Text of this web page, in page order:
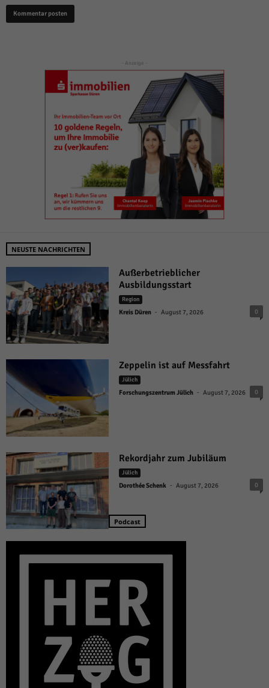
- Anzeige -
NEUSTE NACHRICHTEN
Außerbetrieblicher
Ausbildungsstart
Region
Kreis Düren - August 7, 2026 0
Zeppelin ist auf Messfahrt
Jülich
Forschungszentrum Jülich - August 7, 2026 0
Rekordjahr zum Jubiläum
Jülich
Dorothée Schenk - August 7, 2026 0
Podcast